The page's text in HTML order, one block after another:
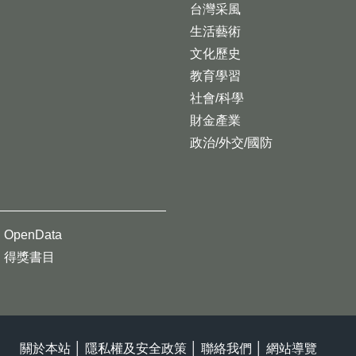
台灣采風
生活藝術
文化歷史
教育學習
社會/科學
財金產業
政治/外交/國防
OpenData
得獎書目
關於本站 隱私權及安全政策 聯絡我們 網站導覽